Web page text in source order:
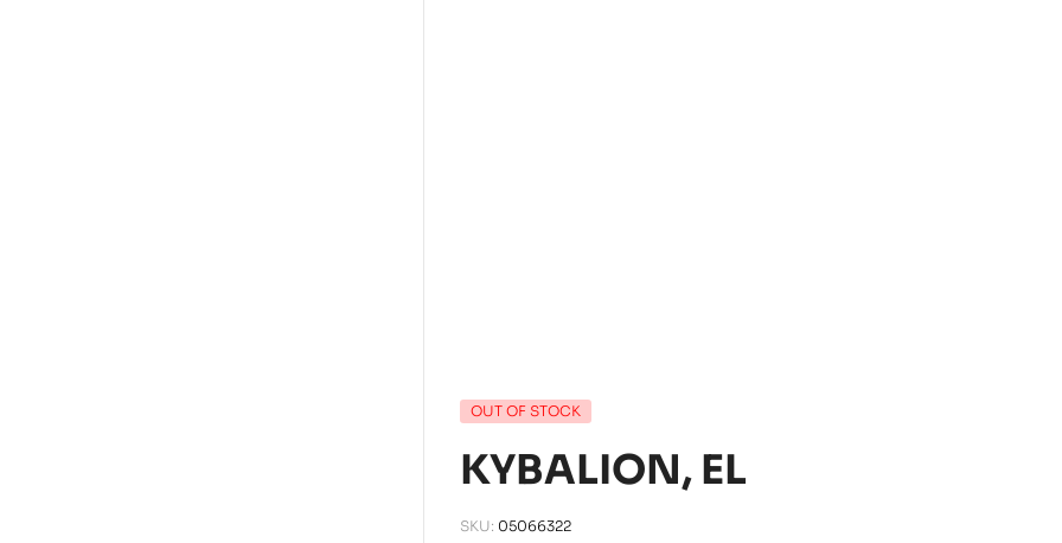
OUT OF STOCK
KYBALION, EL
SKU: 05066322